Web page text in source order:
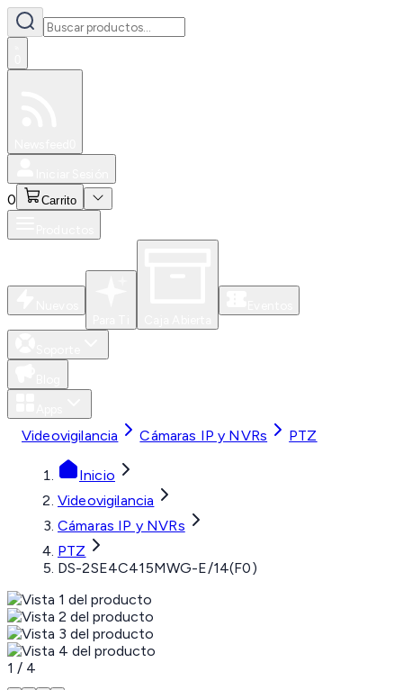
0 Carrito
Videovigilancia Cámaras IP y NVRs PTZ
Inicio
Videovigilancia
Cámaras IP y NVRs
PTZ
DS-2SE4C415MWG-E/14(F0)
1 / 4